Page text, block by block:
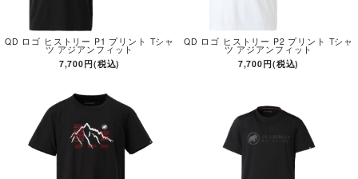
QD ロゴ ヒストリー P1 プリント Tシャ
ツ アジアンフィット
7,700円(税込)
QD ロゴ ヒストリー P2 プリント Tシャ
ツ アジアンフィット
7,700円(税込)